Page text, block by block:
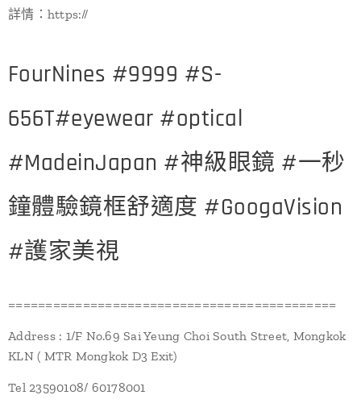
詳情：https://
FourNines #9999 #S-
656T#eyewear #optical
#MadeinJapan #神級眼鏡 #一秒
鐘體驗鏡框舒適度 #GoogaVision
#護家美視
============================================
Address : 1/F No.69 Sai Yeung Choi South Street, Mongkok
KLN ( MTR Mongkok D3 Exit)
Tel 23590108/ 60178001